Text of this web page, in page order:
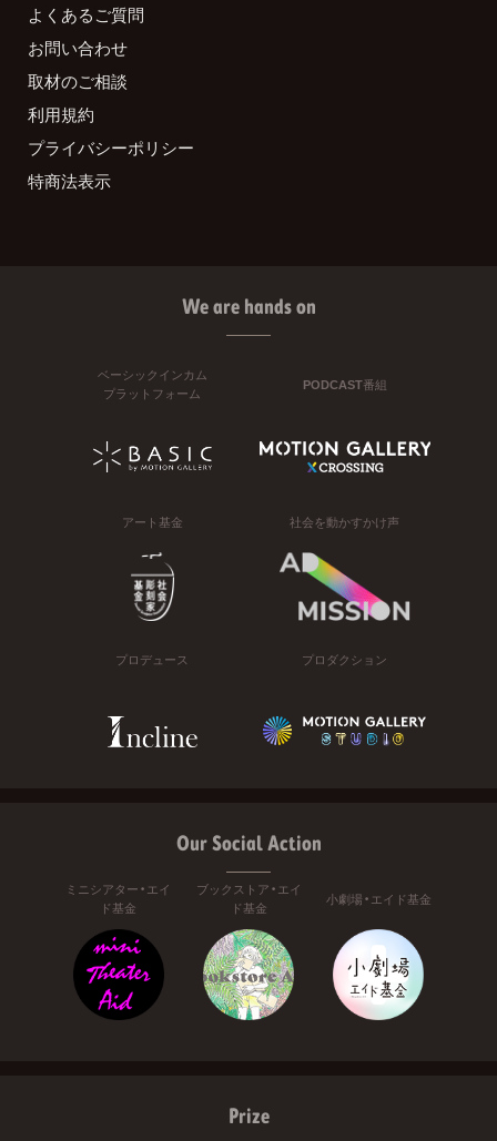
よくあるご質問
お問い合わせ
取材のご相談
利用規約
プライバシーポリシー
特商法表示
We are hands on
ベーシックインカム
プラットフォーム
PODCAST番組
アート基金 社会を動かすかけ声
プロデュース プロダクション
Our Social Action
ミニシアター・エイ
ド基金
ブックストア・エイ
ド基金
小劇場・エイド基金
Prize